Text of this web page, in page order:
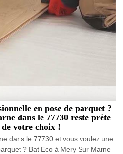
en pose de parquet ?
dans le 77730 reste prête
votre choix !
dans le 77730 et vous voulez une
? Bat Eco à Mery Sur Marne